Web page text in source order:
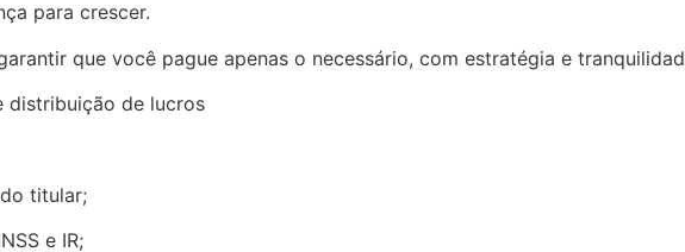
para crescer.
que você pague apenas o necessário, com estratégia e
distribuição de lucros
titular;
e IR;